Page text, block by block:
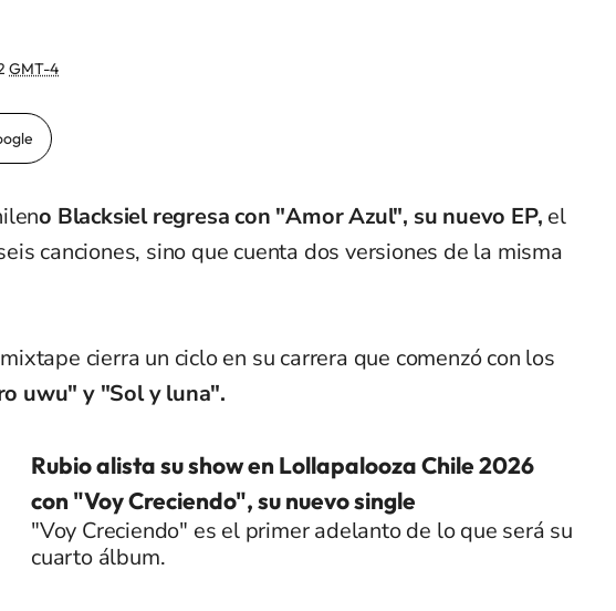
GMT-4
o Blacksiel regresa con "Amor Azul", su nuevo EP, el
canciones, sino que cuenta dos versiones de la misma
cierra un ciclo en su carrera que comenzó con los
uwu" y "Sol y luna".
Rubio alista su show en Lollapalooza Chile 2026
con "Voy Creciendo", su nuevo single
"Voy Creciendo" es el primer adelanto de lo que será su
cuarto álbum.